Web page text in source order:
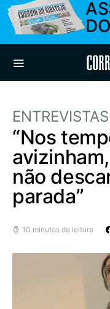
ENTREVISTAS
“Nos
não
parada”
10 minutos de leitura